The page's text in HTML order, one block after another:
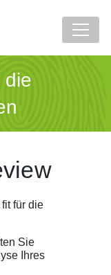
die
für die
Sie
Ihres